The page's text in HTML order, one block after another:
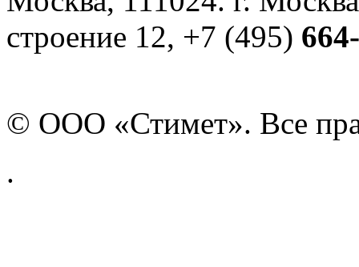
строение 12, +7 (495)
© ООО «Стимет». Все
.